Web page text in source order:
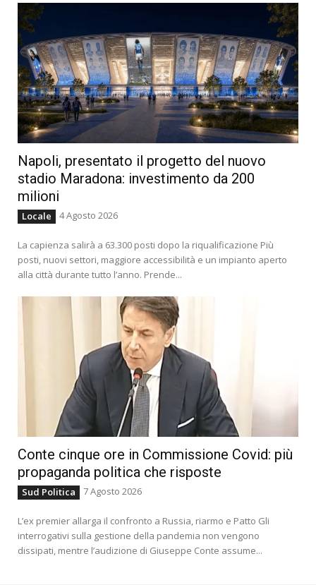
Napoli, presentato il progetto del nuovo
stadio Maradona: investimento da 200
milioni
Locale 4 Agosto 2026
La capienza salirà a 63.300 posti dopo la riqualificazione Più
posti, nuovi settori, maggiore accessibilità e un impianto aperto
alla città durante tutto l’anno. Prende...
Conte cinque ore in Commissione Covid: più
propaganda politica che risposte
Sud Politica 7 Agosto 2026
L’ex premier allarga il confronto a Russia, riarmo e Patto Gli
interrogativi sulla gestione della pandemia non vengono
dissipati, mentre l’audizione di Giuseppe Conte assume...